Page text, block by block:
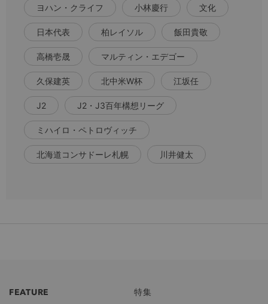
ヨハン・クライフ 小林慶行 文化
日本代表 柏レイソル 飯田貴敬
高橋壱晟 マルティン・エデゴー
久保建英 北中米W杯 江坂任
J2 J2・J3百年構想リーグ
ミハイロ・ペトロヴィッチ
北海道コンサドーレ札幌 川井健太
FEATURE
特集